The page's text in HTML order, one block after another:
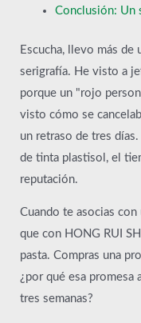
Conclusión: Un
Escucha, llevo más de
serigrafía. He visto a
porque un "rojo
visto cómo se
un retraso de tres
de tinta plastisol, el
reputación.
Cuando te asocias con
que con HONG RUI
pasta. Compras una
¿por qué esa promesa
tres semanas?